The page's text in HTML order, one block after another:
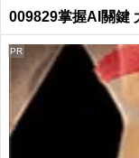
009829掌握AI關鍵
PR